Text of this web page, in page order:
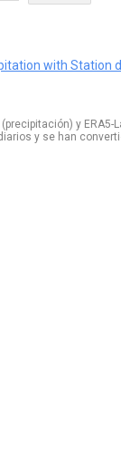
with Station
y ERA5-
y se han